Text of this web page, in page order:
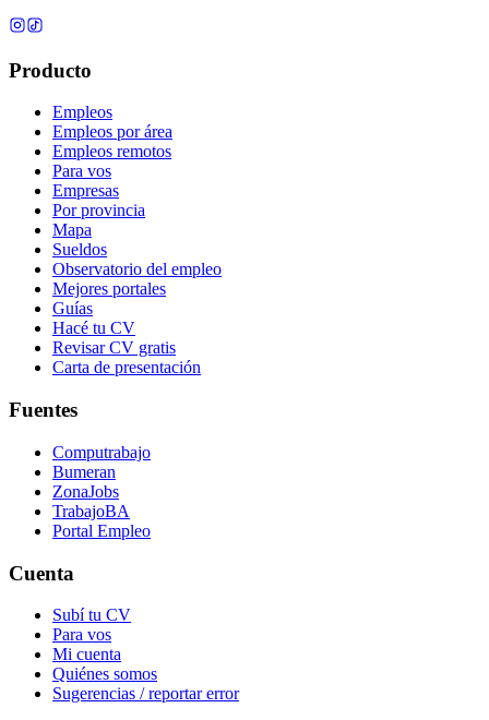
Producto
Empleos
Empleos por área
Empleos remotos
Para vos
Empresas
Por provincia
Mapa
Sueldos
Observatorio del empleo
Mejores portales
Guías
Hacé tu CV
Revisar CV gratis
Carta de presentación
Fuentes
Computrabajo
Bumeran
ZonaJobs
TrabajoBA
Portal Empleo
Cuenta
Subí tu CV
Para vos
Mi cuenta
Quiénes somos
Sugerencias / reportar error